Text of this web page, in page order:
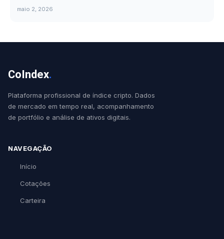
maio 2, 2026
CoIndex.
Plataforma profissional de índice cripto. Dados
de mercado em tempo real, acompanhamento
de portfólio e análise de ativos digitais.
NAVEGAÇÃO
Início
Cotações
Carteira